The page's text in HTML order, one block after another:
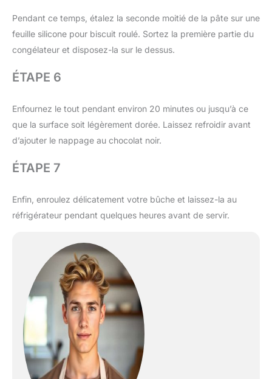
Pendant ce temps, étalez la seconde moitié de la pâte sur une
feuille silicone pour biscuit roulé. Sortez la première partie du
congélateur et disposez-la sur le dessus.
ÉTAPE 6
Enfournez le tout pendant environ 20 minutes ou jusqu’à ce
que la surface soit légèrement dorée. Laissez refroidir avant
d’ajouter le nappage au chocolat noir.
ÉTAPE 7
Enfin, enroulez délicatement votre bûche et laissez-la au
réfrigérateur pendant quelques heures avant de servir.